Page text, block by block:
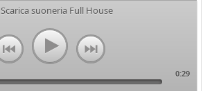
Scarica suoneria Full House
0:29